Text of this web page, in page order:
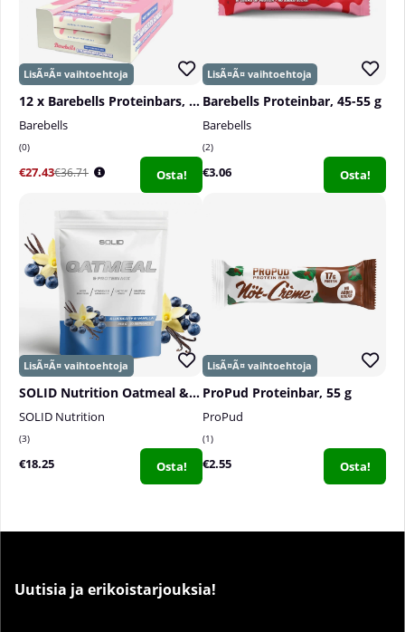
12 x Barebells Proteinbars, 55 g
Barebells
0
€27.43€36.71 Osta!
Barebells Proteinbar, 45-55 g
Barebells
2
€3.06 Osta!
SOLID Nutrition Oatmeal & Protein Mix, 750 g
SOLID Nutrition
3
€18.25 Osta!
ProPud Proteinbar, 55 g
ProPud
1
€2.55 Osta!
Uutisia ja erikoistarjouksia!